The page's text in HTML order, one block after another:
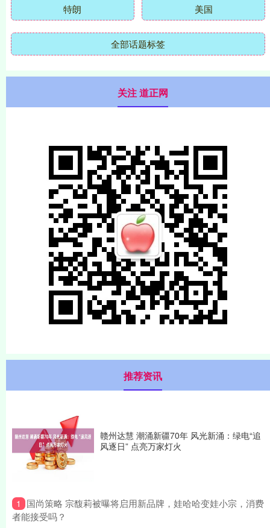
特朗 美国
全部话题标签
关注 道正网
推荐资讯
赣州达慧 潮涌新疆70年 风光新涌：绿电“追
风逐日” 点亮万家灯火
1
​国尚策略 宗馥莉被曝将启用新品牌，娃哈哈变娃小宗，消费
者能接受吗？